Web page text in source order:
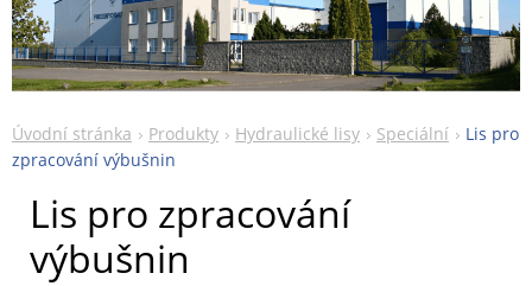
Úvodní stránka Produkty Hydraulické lisy Speciální
Lis pro
zpracování výbušnin
Lis pro zpracování
výbušnin